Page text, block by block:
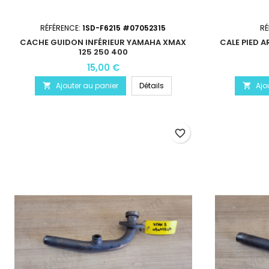
RÉFÉRENCE:1SD-F6215 #07052315
CACHE GUIDON INFÉRIEUR YAMAHA XMAX
125 250 400
15,00 €
 Ajouter au panier Détails
CALE PIED

favorite_border